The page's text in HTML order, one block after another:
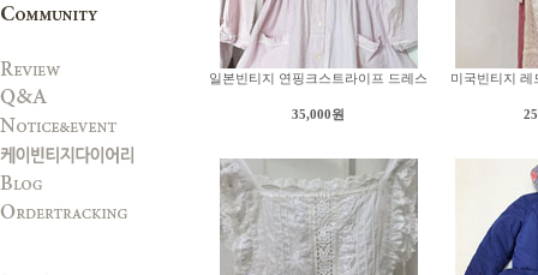
일본빈티지 연핑크스트라이프 드레스
35,000원
미국빈티지 레